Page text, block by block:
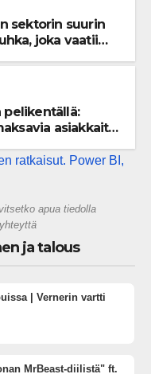
sektorin suurin
joka vaatii
pelikentällä:
asiakkaita
apua tiedolla
ja talous
| Vernerin vartti
MrBeast-diilistä" ft.